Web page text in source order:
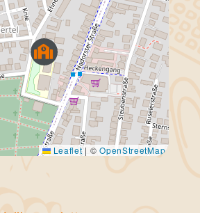
Leaflet | ©OpenStreetMap